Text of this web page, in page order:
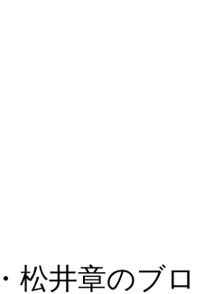
松井章のブロ